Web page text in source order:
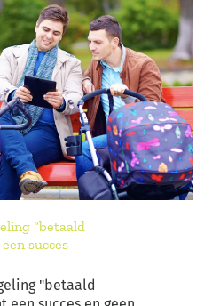
“betaald
succes
"betaald